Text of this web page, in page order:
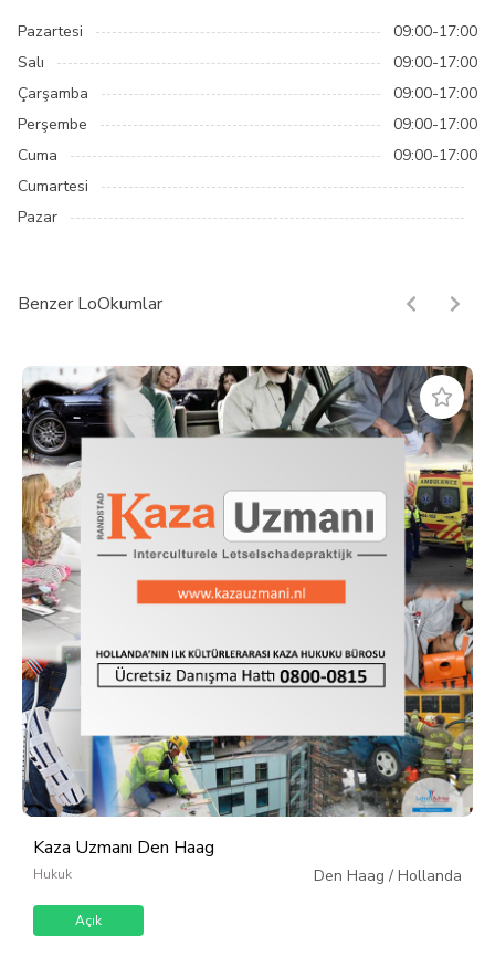
Pazartesi
09:00-17:00
Salı
09:00-17:00
Çarşamba
09:00-17:00
Perşembe
09:00-17:00
Cuma
09:00-17:00
Cumartesi
Pazar
Benzer LoOkumlar
Kaza Uzmanı Den Haag
Hukuk Den Haag / Hollanda
Açık